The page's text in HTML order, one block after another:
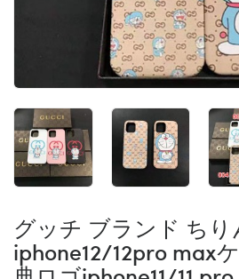
グッチ ブランド ちり
iphone12/12pro max